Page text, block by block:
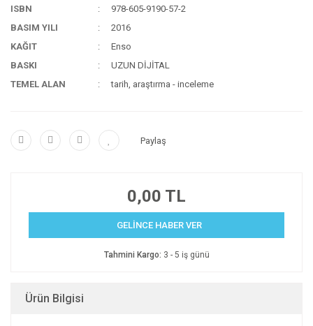
ISBN
978-605-9190-57-2
BASIM YILI
2016
KAĞIT
Enso
BASKI
UZUN DİJİTAL
TEMEL ALAN
tarih, araştırma - inceleme
Paylaş
0,00 TL
GELİNCE HABER VER
Tahmini Kargo: 3 - 5 iş günü
Ürün Bilgisi